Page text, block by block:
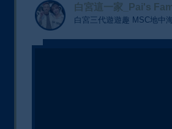
白宮這一家_Pai's
白宮三代遊遊趣 MSC地中